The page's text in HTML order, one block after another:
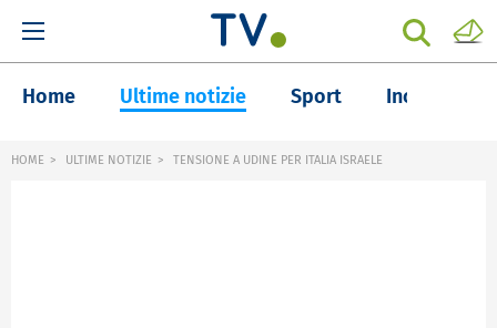
Home Ultime notizie Sport Inchieste
HOME ULTIME NOTIZIE TENSIONE A UDINE PER ITALIA ISRAELE